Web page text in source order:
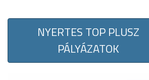
NYERTES TOP PLUSZ
PÁLYÁZATOK